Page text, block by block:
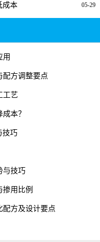
05-29
成本
用
配方调整要点
工艺
本？
技巧
与技巧
用比例
配方及设计要点